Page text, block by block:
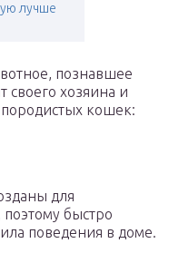
лучше
познавшее
своего хозяина и
кошек:
для
быстро
поведения в доме.